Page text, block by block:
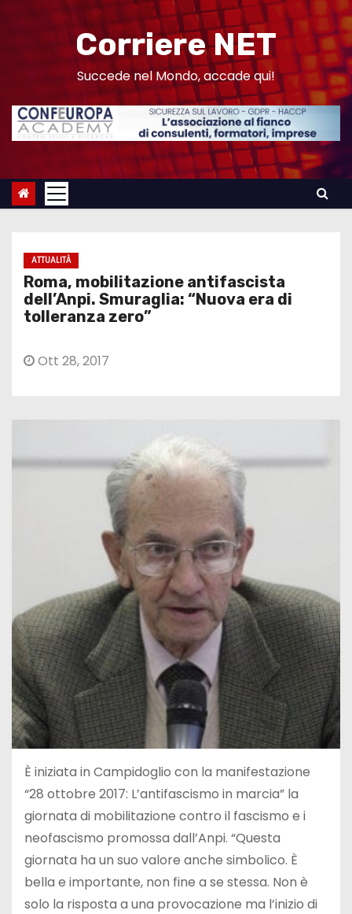
n
Corriere NET
Succede nel Mondo, accade qui!
ATTUALITÀ
Roma, mobilitazione antifascista
dell’Anpi. Smuraglia: “Nuova era di
tolleranza zero”
Ott 28, 2017
È iniziata in Campidoglio con la manifestazione
“28 ottobre 2017: L’antifascismo in marcia” la
giornata di mobilitazione contro il fascismo e i
neofascismo promossa dall’Anpi. “Questa
giornata ha un suo valore anche simbolico. È
bella e importante, non fine a se stessa. Non è
solo la risposta a una provocazione ma l’inizio di